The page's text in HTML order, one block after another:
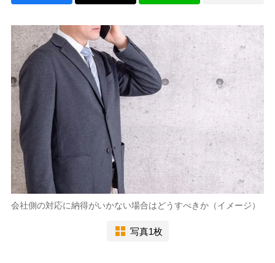
会社側の対応に納得がいかない場合はどうすべきか（イメージ）
写真1枚